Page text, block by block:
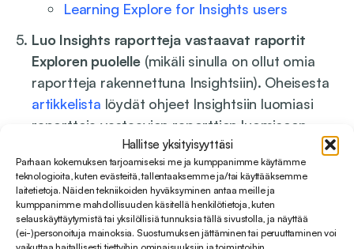
Hallitse yksityisyyttäsi
Parhaan kokemuksen tarjoamiseksi me ja kumppanimme käytämme
teknologioita, kuten evästeitä, tallentaaksemme ja/tai käyttääksemme
laitetietoja. Näiden tekniikoiden hyväksyminen antaa meille ja
kumppanimme mahdollisuuden käsitellä henkilötietoja, kuten
selauskäyttäytymistä tai yksilöllisiä tunnuksia tällä sivustolla, ja näyttää
(ei-)personoituja mainoksia. Suostumuksen jättäminen tai peruuttaminen voi
Learning Explore for Insights users
Luo Insights raportteja vastaavat raportit
Exploren puolelle (mikäli sinulla on ollut omia
raportteja rakennettuna Insightsiin). Oheisesta
artikkelista löydät ohjeet Insightsiin luomiasi
raportteja vastaavien raporttien luomiseen
Exploren puolelle. Myös jo yllä mainittu
Learning Explore for Insights userstarjoaa
hyödyllistä tietoa tuotteiden välisten erojen
ymmärtämiseen ja huomioimiseen.